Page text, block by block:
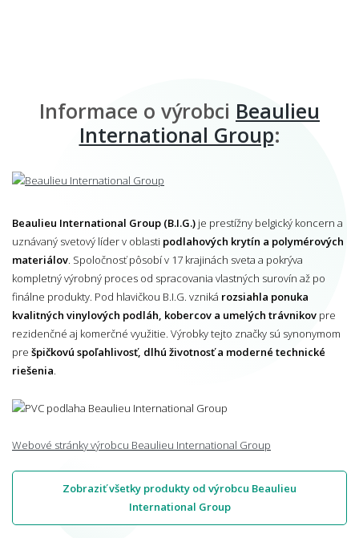
Informace o výrobci Beaulieu
International Group:
Beaulieu International Group (B.I.G.) je prestížny belgický koncern a
uznávaný svetový líder v oblasti podlahových krytín a polymérových
materiálov . Spoločnosť pôsobí v 17 krajinách sveta a pokrýva
kompletný výrobný proces od spracovania vlastných surovín až po
finálne produkty. Pod hlavičkou B.I.G. vzniká rozsiahla ponuka
kvalitných vinylových podláh, kobercov a umelých trávnikov pre
rezidenčné aj komerčné využitie. Výrobky tejto značky sú synonymom
pre špičkovú spoľahlivosť, dlhú životnosť a moderné technické
riešenia
Webové stránky výrobcu Beaulieu International Group
Zobraziť všetky produkty od výrobcu Beaulieu
International Group